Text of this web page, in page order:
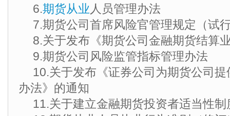
6.期货从业 人员管理办法
7.期货公司首席风险官管理规定（试
8.关于发布《期货公司金融期货结算
9.期货公司风险监管指标管理办法
10.关于发布《证券公司为期货公司
办法》的通知
11.关于建立金融期货投资者适当性